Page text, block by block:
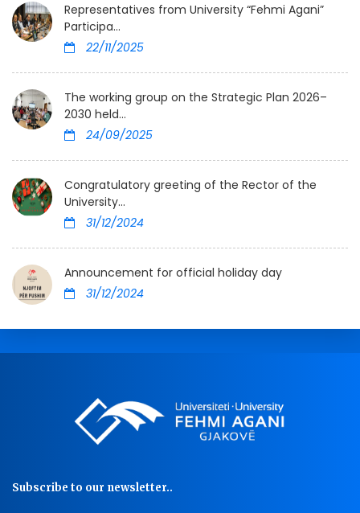
Representatives from University “Fehmi Agani”
Participa...
22/11/2025
The working group on the Strategic Plan 2026–
2030 held...
24/09/2025
Congratulatory greeting of the Rector of the
University...
31/12/2024
Announcement for official holiday day
31/12/2024
Subscribe to our newsletter..